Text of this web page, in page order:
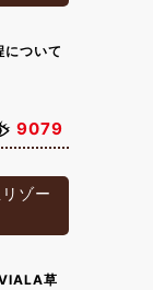
ついて
9079
ゾー
草